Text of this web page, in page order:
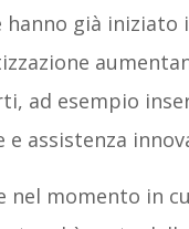
hanno già iniziato
ad esempio
e assistenza
nel momento in